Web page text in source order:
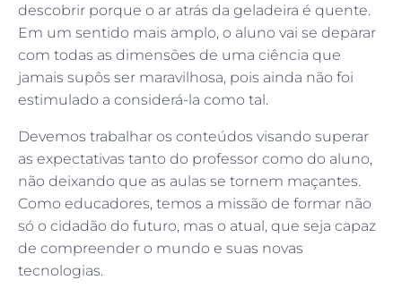
descobrir porque o ar atrás da geladeira é quente.
Em um sentido mais amplo, o aluno vai se deparar
com todas as dimensões de uma ciência que
jamais supôs ser maravilhosa, pois ainda não foi
estimulado a considerá-la como tal.
Devemos trabalhar os conteúdos visando superar
as expectativas tanto do professor como do aluno,
não deixando que as aulas se tornem maçantes.
Como educadores, temos a missão de formar não
só o cidadão do futuro, mas o atual, que seja capaz
de compreender o mundo e suas novas
tecnologias.